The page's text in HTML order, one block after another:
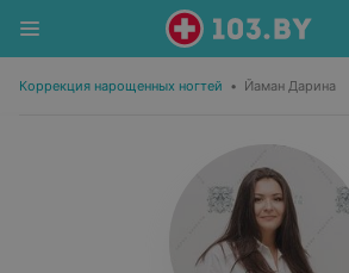
Коррекция нарощенных ногтей • Йаман Дарина